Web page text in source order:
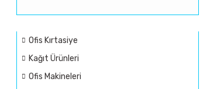
Ofis Kırtasiye
Kağıt Ürünleri
Ofis Makineleri